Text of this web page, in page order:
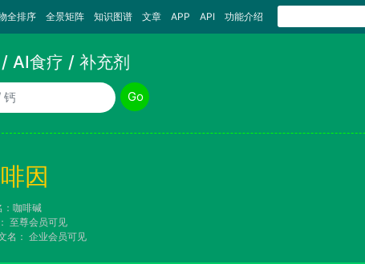
全排序 全景矩阵 知识图谱 文章 APP API 功能介绍
AI食疗 / 补充剂
Go
因
：咖啡碱
至尊会员可见
名： 企业会员可见